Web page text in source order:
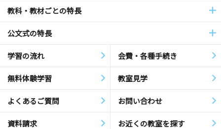
教科・教材ごとの特長
公文式の特長
学習の流れ 会費・各種手続き
無料体験学習 教室見学
よくあるご質問 お問い合わせ
資料請求 お近くの教室を探す